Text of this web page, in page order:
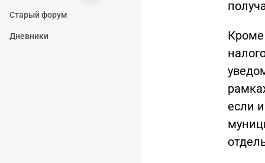
Старый форум
Дневники
Кроме
если